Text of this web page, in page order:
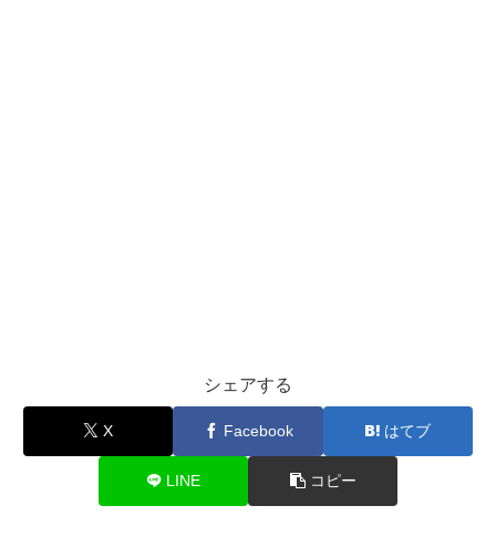
シェアする
X Facebook はてブ
LINE コピー